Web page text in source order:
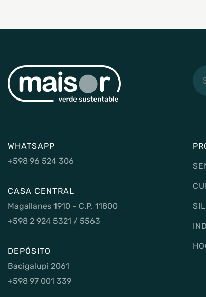
WHATSAPP
+598 96 524 306
CASA CENTRAL
Magallanes 1910 - C.P. 11800
+598 2 924 5321 / 5563
DEPÓSITO
Bacigalupi 2061
+598 97 001 339